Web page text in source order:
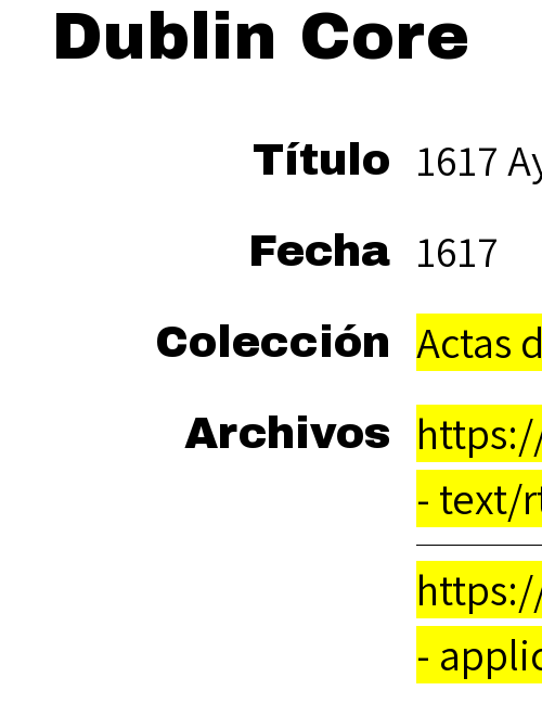
Dublin Core
Título 1617
Fecha 1617
Colección Actas
Archivos
- text/
-